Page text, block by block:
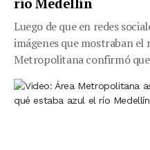
Luego de que en redes
imágenes que mostraban
Metropolitana confirmó